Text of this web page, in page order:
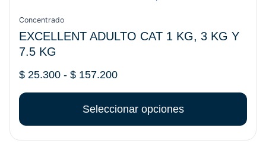
Concentrado
EXCELLENT ADULTO CAT 1 KG, 3 KG Y
7.5 KG
$25.300 - $157.200
$ 25.300
Seleccionar opciones
tiene
múltiples
Las
opciones
pueden
la